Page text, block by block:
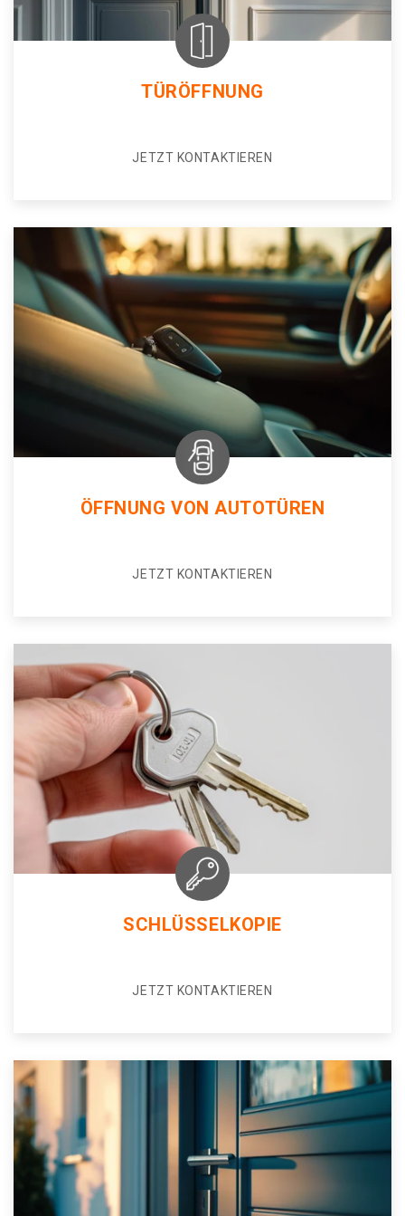
TÜRÖFFNUNG
JETZT KONTAKTIEREN
ÖFFNUNG VON AUTOTÜREN
JETZT KONTAKTIEREN
SCHLÜSSELKOPIE
JETZT KONTAKTIEREN